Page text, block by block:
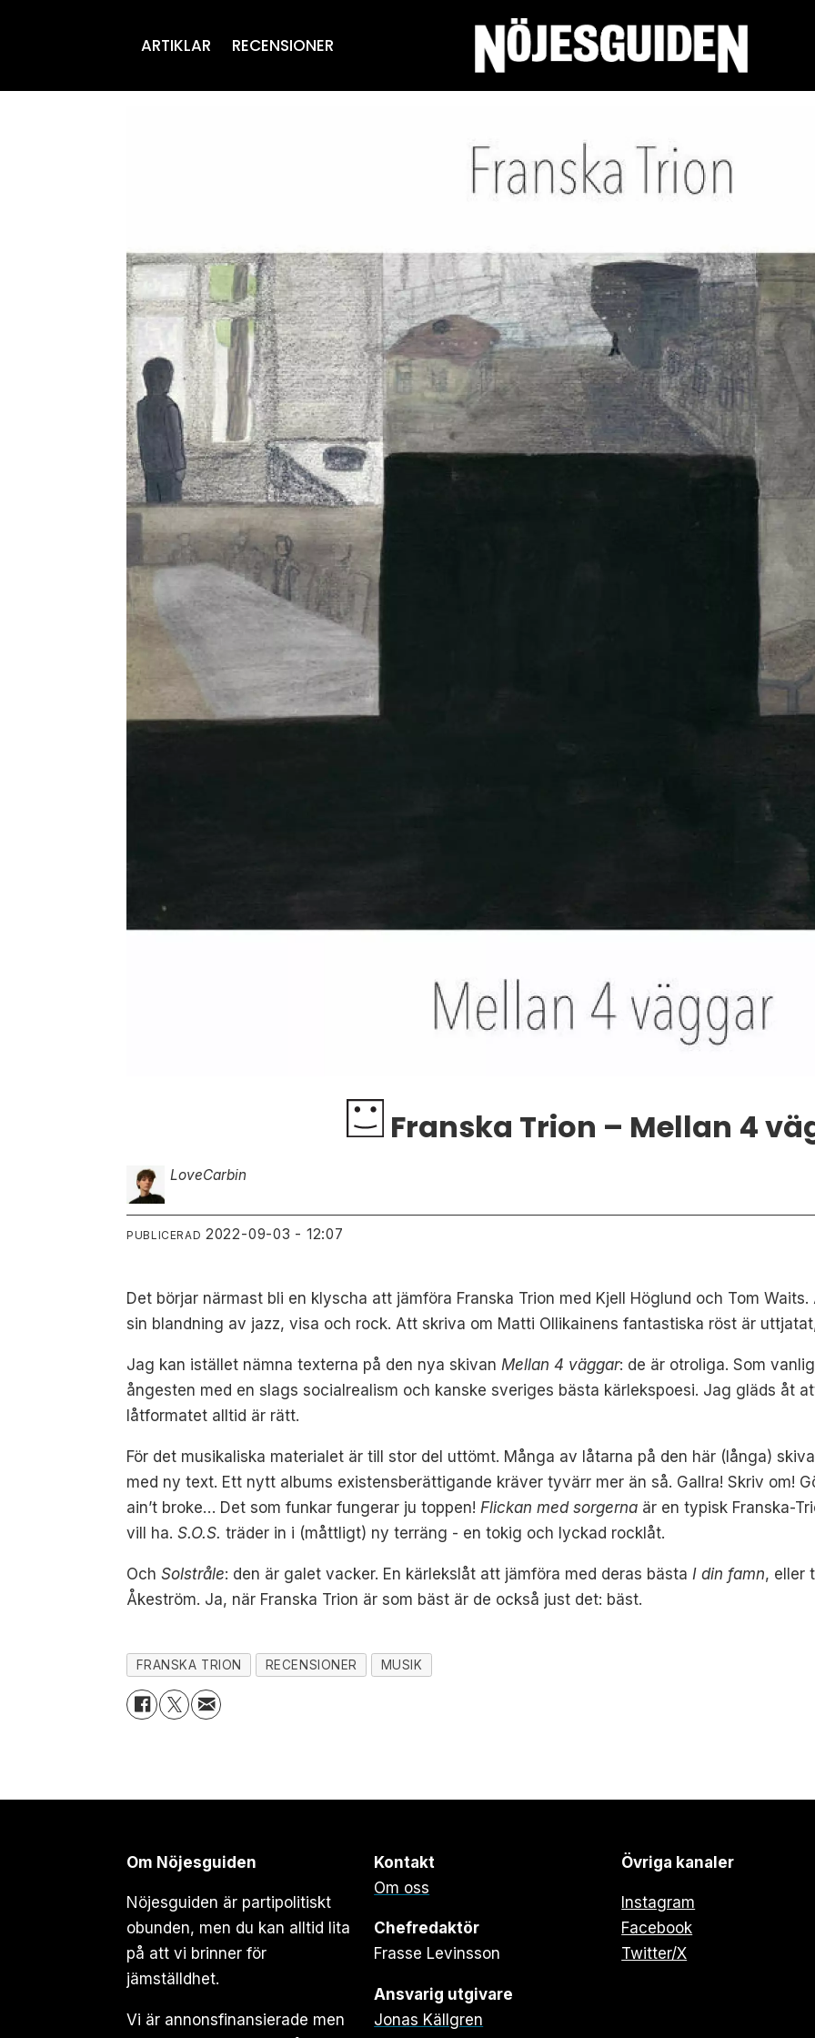
ARTIKLAR RECENSIONER
Franska Trion – Mellan 4
LoveCarbin
PUBLICERAD 2022-09-03 - 12:07
Det börjar närmast bli en klyscha att jämföra Franska Trion med Kjell Höglund och Tom
sin blandning av jazz, visa och rock. Att skriva om Matti Ollikainens fantastiska röst är
Jag kan istället nämna texterna på den nya skivan Mellan 4 väggar: de är otroliga. Som
ångesten med en slags socialrealism och kanske sveriges bästa kärlekspoesi. Jag gläds åt
låtformatet alltid är rätt.
För det musikaliska materialet är till stor del uttömt. Många av låtarna på den här (långa)
med ny text. Ett nytt albums existensberättigande kräver tyvärr mer än så. Gallra! Skriv om!
ain’t broke… Det som funkar fungerar ju toppen! Flickan med sorgerna är en typisk Franska-
vill ha.S.O.S. träder in i (måttligt) ny terräng - en tokig och lyckad rocklåt.
OchSolstråle: den är galet vacker. En kärlekslåt att jämföra med deras bästa I din famn, eller
Åkeström. Ja, när Franska Trion är som bäst är de också just det: bäst.
FRANSKA TRION RECENSIONER MUSIK
Om Nöjesguiden
Nöjesguiden är partipolitiskt
obunden, men du kan alltid lita
på att vi brinner för
jämställdhet.
Vi är annonsfinansierade men
Kontakt
Om oss
Chefredaktör
Frasse Levinsson
Ansvarig utgivare
Jonas Källgren
Övriga kanaler
Instagram
Facebook
Twitter/X